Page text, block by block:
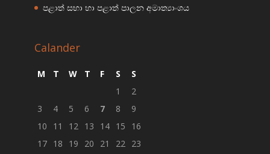
පළාත් සභා හා පළාත් පාලන අමාත්‍යාංශය
Calander
M T W T F S
S
1
2
3
4 5 6 7 8
9
10
11 12 13 14 15
16
17 18 19 20 21 22
23